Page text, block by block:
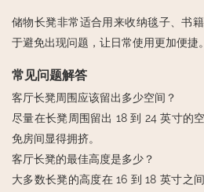
储物长凳非常适合用来收纳毯子、书
于避免出现问题，让日常使用更加便捷。
常见问题解答
客厅长凳周围应该留出多少空间？
尽量在长凳周围留出 18 到 24 英寸的
免房间显得拥挤。
客厅长凳的最佳高度是多少？
大多数长凳的高度在 16 到 18 英寸之